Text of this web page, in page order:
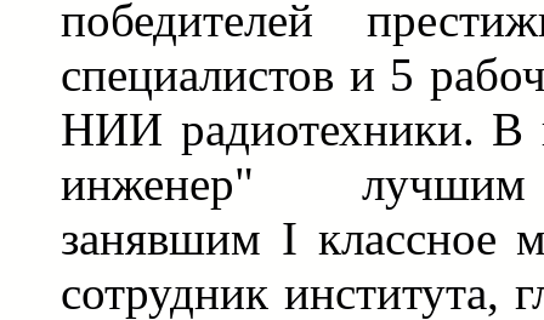
победителей
специалистов и 5
НИИ радиотехники. В
инженер" лучшим
занявшим I классное
сотрудник института,